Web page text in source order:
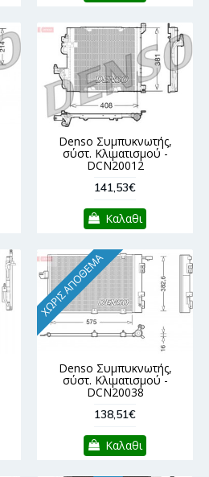
Denso Συμπυκνωτής,
σύστ. Κλιματισμού -
DCN20012
141,53€
Καλαθι
ΧΩΡΊΣ ΑΠΌΘΕΜΑ
Denso Συμπυκνωτής,
σύστ. Κλιματισμού -
DCN20038
138,51€
Καλαθι